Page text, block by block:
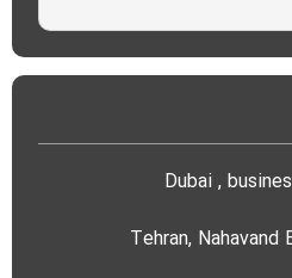
Dubai ,
Tehran,